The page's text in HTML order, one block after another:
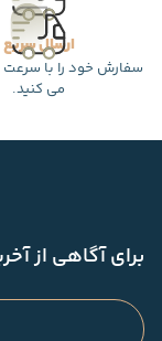
ارسال سریع
سفارش خود را با سرعت
می کنید.
برای آگاهی از